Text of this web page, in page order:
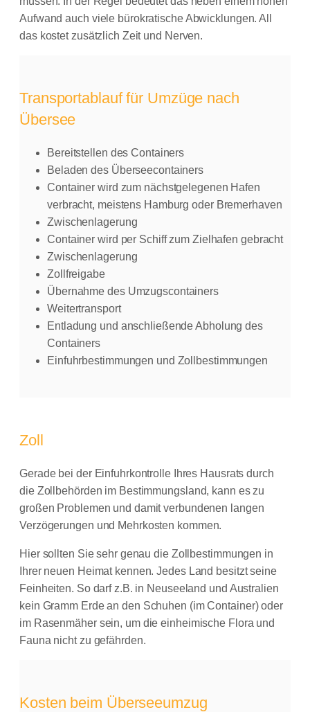
Aufwand auch viele bürokratische Abwicklungen. All
das kostet zusätzlich Zeit und Nerven.
Transportablauf für Umzüge nach
Übersee
Bereitstellen des Containers
Beladen des Überseecontainers
Container wird zum nächstgelegenen Hafen
verbracht, meistens Hamburg oder Bremerhaven
Zwischenlagerung
Container wird per Schiff zum Zielhafen gebracht
Zwischenlagerung
Zollfreigabe
Übernahme des Umzugscontainers
Weitertransport
Entladung und anschließende Abholung des
Containers
Einfuhrbestimmungen und Zollbestimmungen
Zoll
Gerade bei der Einfuhrkontrolle Ihres Hausrats durch
die Zollbehörden im Bestimmungsland, kann es zu
großen Problemen und damit verbundenen langen
Verzögerungen und Mehrkosten kommen.
Hier sollten Sie sehr genau die Zollbestimmungen in
Ihrer neuen Heimat kennen. Jedes Land besitzt seine
Feinheiten. So darf z.B. in Neuseeland und Australien
kein Gramm Erde an den Schuhen (im Container) oder
im Rasenmäher sein, um die einheimische Flora und
Fauna nicht zu gefährden.
Kosten beim Überseeumzug